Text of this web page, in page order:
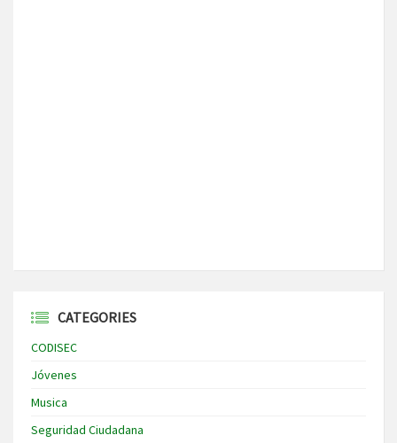
CATEGORIES
CODISEC
Jóvenes
Musica
Seguridad Ciudadana